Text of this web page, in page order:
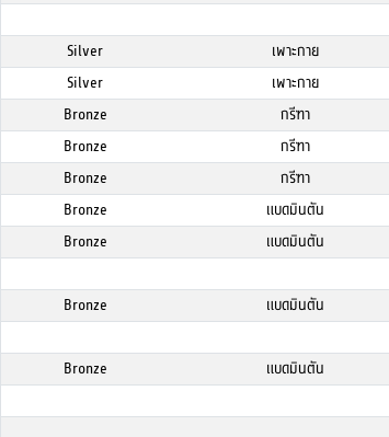
Silver
เพาะกาย
Silver
เพาะกาย
Bronze
กรีฑา
Bronze
กรีฑา
Bronze
กรีฑา
Bronze
แบดมินตัน
Bronze
แบดมินตัน
Bronze
แบดมินตัน
Bronze
แบดมินตัน